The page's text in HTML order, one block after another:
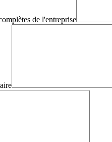
de l'entreprise